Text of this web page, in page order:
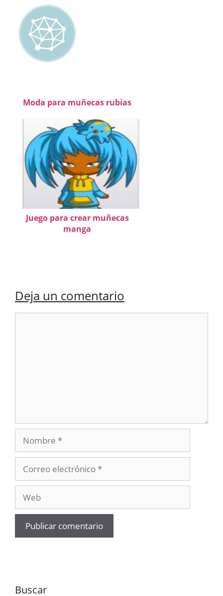
Moda para muñecas rubias
Juego para crear muñecas
manga
Deja un comentario
Nombre
electrónico
Buscar